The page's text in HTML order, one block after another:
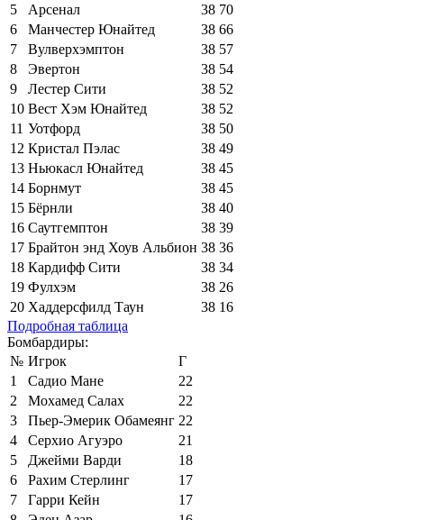
5
Арсенал 38 70
6
Манчестер Юнайтед 38 66
7
Вулверхэмптон 38 57
8
Эвертон 38 54
9
Лестер Сити 38 52
10 Вест Хэм Юнайтед 38 52
11 Уотфорд 38 50
12 Кристал Пэлас 38 49
13 Ньюкасл Юнайтед 38 45
14 Борнмут 38 45
15 Бёрнли 38 40
16 Саутгемптон 38 39
17 Брайтон энд Хоув Альбион 38 36
18 Кардифф Сити 38 34
19 Фулхэм 38 26
20 Хаддерсфилд Таун 38 16
Подробная таблица
Бомбардиры:
№ Игрок
Г
1
Садио Мане
22
2
Мохамед Салах
22
3
Пьер-Эмерик Обамеянг 22
4
Серхио Агуэро
21
5
Джейми Варди
18
6
Рахим Стерлинг
17
7
Гарри Кейн
17